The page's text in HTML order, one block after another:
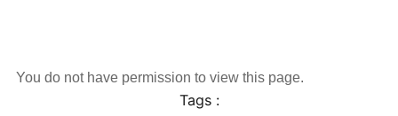
You do not have permission to view this page.
Tags :